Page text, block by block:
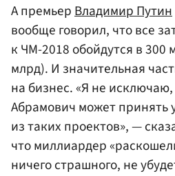
А премьерВладимир Путин
вообще говорил, что все
к ЧМ-2018 обойдутся в 300
млрд). И значительная
на бизнес. «Я не исключаю,
Абрамович может принять
из таких проектов», —
что миллиардер
ничего страшного, не